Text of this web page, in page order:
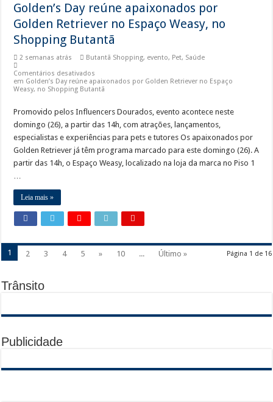
Golden’s Day reúne apaixonados por
Golden Retriever no Espaço Weasy, no
Shopping Butantã
2 semanas atrás Butantã Shopping, evento, Pet, Saúde
Comentários desativados
em Golden’s Day reúne apaixonados por Golden Retriever no Espaço
Weasy, no Shopping Butantã
Promovido pelos Influencers Dourados, evento acontece neste
domingo (26), a partir das 14h, com atrações, lançamentos,
especialistas e experiências para pets e tutores Os apaixonados por
Golden Retriever já têm programa marcado para este domingo (26). A
partir das 14h, o Espaço Weasy, localizado na loja da marca no Piso 1
…
Leia mais »
Página 1 de 16
1 2 3 4 5 » 10 ... Último »
Trânsito
Publicidade